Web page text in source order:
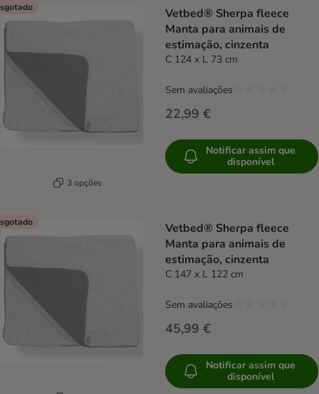
3 opções
Vetbed® Sherpa fleece
Manta para animais de
estimação, cinzenta
C 124 x L 73 cm
22,99 €
Sem avaliações
Notificar assim que
disponível
Vetbed® Sherpa fleece
Manta para animais de
estimação, cinzenta
C 147 x L 122 cm
45,99 €
Sem avaliações
Notificar assim que
disponível